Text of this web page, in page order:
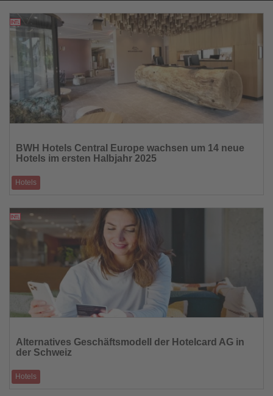
13.08.2025
die
Nachrichten
BWH Hotels Central Europe wachsen um 14 neue
Hotels im ersten Halbjahr 2025
Hotels
Hotel in Kroatien
12.08.2025
die
Nachrichten
Alternatives Geschäftsmodell der Hotelcard AG in
der Schweiz
Hotels